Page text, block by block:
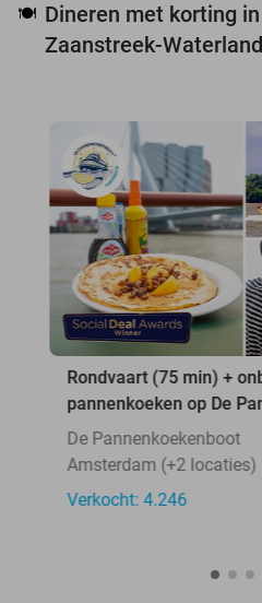
🍽️ Dineren met korting
Zaanstreek-Waterland
Rondvaart (75 min) +
pannenkoeken op De
De Pannenkoekenboot
Amsterdam (+2 locaties)
Verkocht: 4.246